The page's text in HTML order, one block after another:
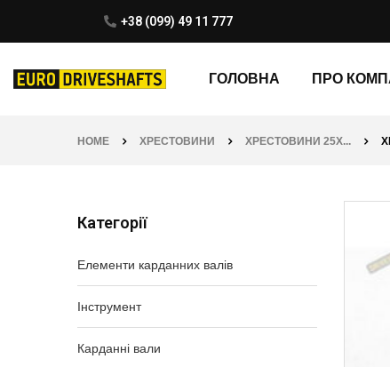
+38 (099) 49 11 777
ГОЛОВНА ПРО
HOME ХРЕСТОВИНИ ХРЕСТОВИНИ 25X...
Категорії
Елементи карданних валів
Інструмент
Карданні вали